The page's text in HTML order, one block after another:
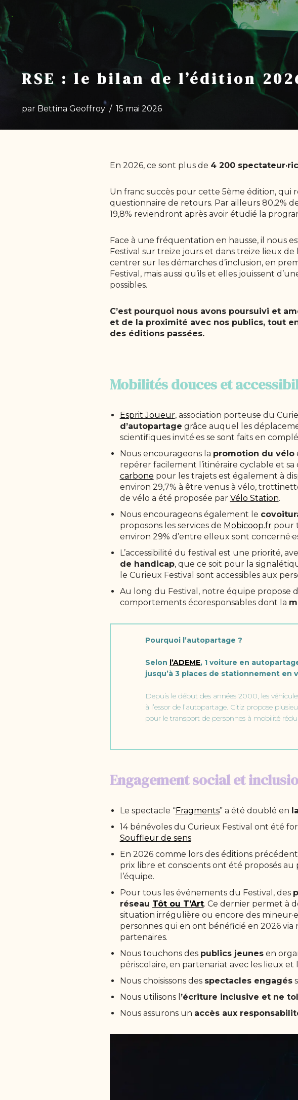
RSE : le bilan de l’édition
par Bettina Geoffroy 15 mai 2026
En 2026, ce sont plus de 4 200
Un franc succès pour cette 5ème édition, qui
questionnaire de retours. Par ailleurs 80,2%
19,8% reviendront après avoir étudié la
Face à une fréquentation en hausse, il nous
Festival sur treize jours et dans treize lieux
centrer sur les démarches d’inclusion, en
Festival, mais aussi qu’ils et elles jouissent
possibles.
C’est pourquoi nous avons poursuivi et
et de la proximité avec nos publics, tout
des éditions passées.
Mobilités douces et
Esprit Joueur, association porteuse du
d’autopartage grâce auquel les
scientifiques invité·es se sont faits en
Nous encourageons la promotion du vélo
repérer facilement l’itinéraire cyclable et
carbone pour les trajets est également à
environ 29,7% à être venus à vélo,
de vélo a été proposée par Vélo Station.
Nous encourageons également le
proposons les services de Mobicoop.frpour
environ 29% d’entre elleux sont
L’accessibilité du festival est une priorité,
de handicap, que ce soit pour la
le Curieux Festival sont accessibles aux
Au long du Festival, notre équipe propose
comportements écoresponsables dont la
Pourquoi l’autopartage ?
Selon l’ADEME, 1 voiture en
jusqu’à 3 places de stationnement en
Depuis le début des années 2000, les
à l’essor de l’autopartage. Citiz propose
pour le transport de personnes à mobilité
Engagement social et
Le spectacle “Fragments” a été doublé en
14 bénévoles du Curieux Festival ont été
Souffleur de sens.
En 2026 comme lors des éditions
prix libre et conscients ont été proposés au
l’équipe.
Pour tous les événements du Festival, des
réseau Tôt ou T’Art. Ce dernier permet à
situation irrégulière ou encore des
personnes qui en ont bénéficié en 2026
partenaires.
Nous touchons des publics jeunesen
périscolaire, en partenariat avec les lieux et
Nous choisissons des spectacles engagés
Nous utilisons l ’écriture inclusive et ne
Nous assurons un accès aux